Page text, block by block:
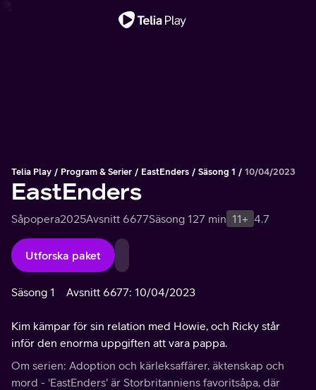
Telia Play Program & Serier EastEnders Säsong 1 10/04/2023
EastEnders
Såpopera2025Avsnitt 6677Säsong 127 min 11+ 4.7
Utforska paket
Säsong 1 Avsnitt 6677: 10/04/2023
Kim kämpar för sin relation med Howie, och Ricky står
inför den enorma uppgiften att vara pappa.
Om serien: Adoption och kärleksaffärer, äktenskap och
mord - 'EastEnders' är Storbritanniens favoritsåpa, där